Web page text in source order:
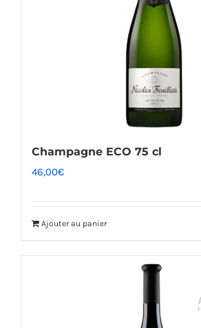
Champagne ECO 75 cl
46,00€
Ajouter au panier